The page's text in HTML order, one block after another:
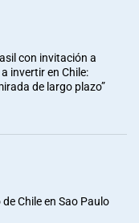
con invitación a
invertir en Chile:
de largo plazo”
Chile en Sao Paulo